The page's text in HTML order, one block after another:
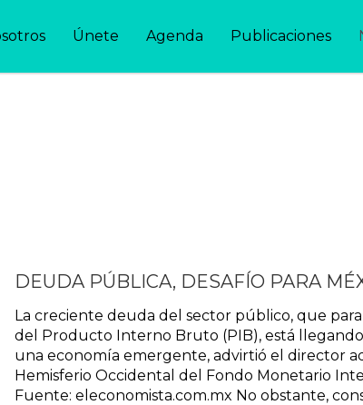
Únete Agenda Publicaciones
DEUDA PÚBLICA, DESAFÍO PARA
La creciente deuda del sector público, que
del Producto Interno Bruto (PIB), está
una economía emergente, advirtió el director
Hemisferio Occidental del Fondo Monetario
Fuente: eleconomista.com.mx No obstante,